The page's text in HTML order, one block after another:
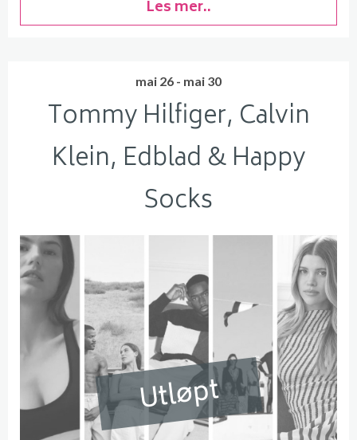
Les mer..
mai 26 - mai 30
Tommy Hilfiger, Calvin
Klein, Edblad & Happy
Socks
Utløpt